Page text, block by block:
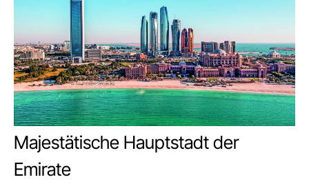
Majestätische Hauptstadt der
Emirate